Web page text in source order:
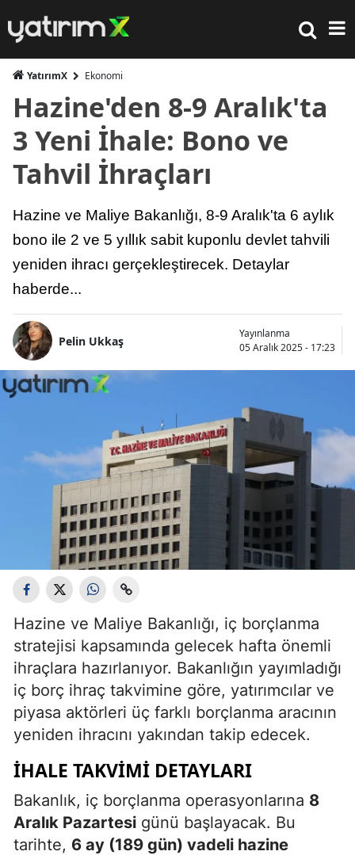
YatırımX Ekonomi
Hazine'den 8-9 Aralık'ta
3 Yeni İhale: Bono ve
Tahvil İhraçları
Hazine ve Maliye Bakanlığı, 8-9 Aralık'ta 6 aylık
bono ile 2 ve 5 yıllık sabit kuponlu devlet tahvili
yeniden ihracı gerçekleştirecek. Detaylar
haberde...
Pelin Ukkaş
Yayınlanma
05 Aralık 2025 - 17:23
Hazine ve Maliye Bakanlığı, iç borçlanma
stratejisi kapsamında gelecek hafta önemli
ihraçlara hazırlanıyor. Bakanlığın yayımladığı
iç borç ihraç takvimine göre, yatırımcılar ve
piyasa aktörleri üç farklı borçlanma aracının
yeniden ihracını yakından takip edecek.
İHALE TAKVIMI DETAYLARI
Bakanlık, iç borçlanma operasyonlarına 8
Aralık Pazartesi günü başlayacak. Bu
tarihte, 6 ay (189 gün) vadeli hazine